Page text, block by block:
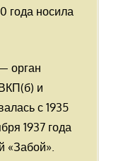
года носила
орган
и
с 1935
1937 года
«Забой».